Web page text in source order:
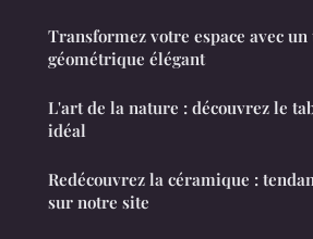
Transformez votre espace avec
géométrique élégant
L'art de la nature : découvrez le
idéal
Redécouvrez la céramique :
sur notre site